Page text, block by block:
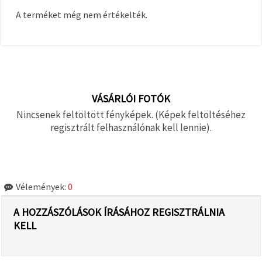
A terméket még nem értékelték.
VÁSÁRLÓI FOTÓK
Nincsenek feltöltött fényképek. (Képek feltöltéséhez
regisztrált felhasználónak kell lennie).
Vélemények: 0
A HOZZÁSZÓLÁSOK ÍRÁSÁHOZ REGISZTRÁLNIA
KELL